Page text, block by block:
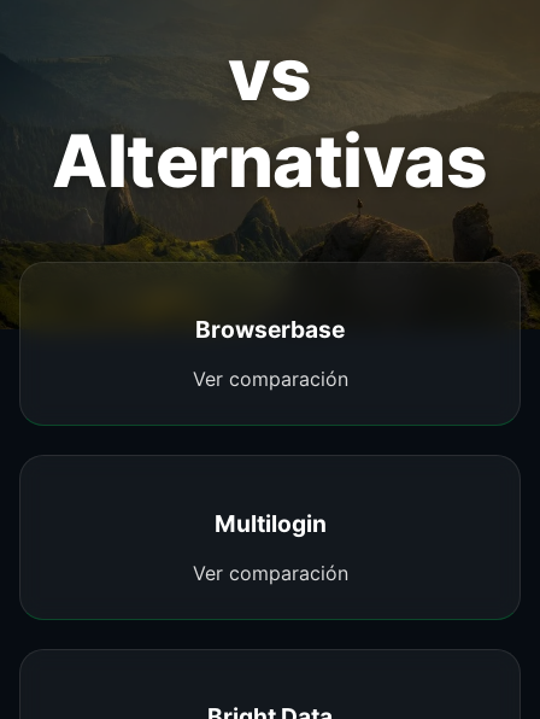
vs
Alternativas
Browserbase
Ver comparación
Multilogin
Ver comparación